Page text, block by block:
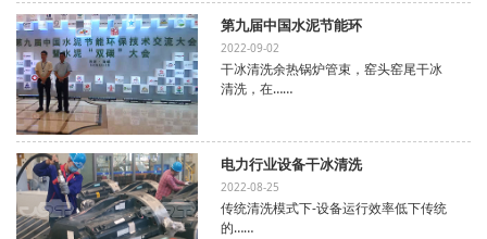
第九届中国水泥节能环
2022-09-02
干冰清洗余热锅炉管束，窑头窑尾干冰
清洗，在……
电力行业设备干冰清洗
2022-08-25
传统清洗模式下-设备运行效率低下传统
的……